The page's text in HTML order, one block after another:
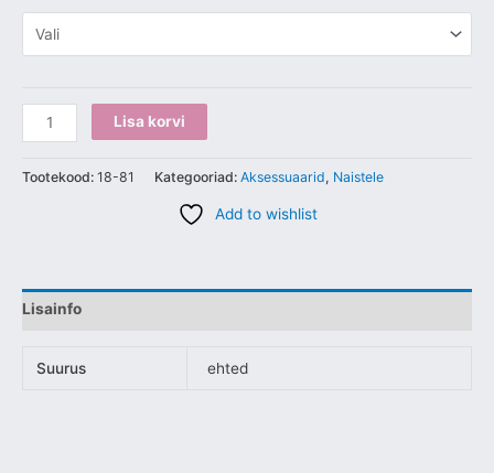
Lisa korvi
Tootekood: 18-81 Kategooriad: Aksessuaarid, Naistele
Add to wishlist
Lisainfo
Suurus ehted